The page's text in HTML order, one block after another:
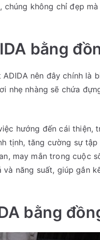
không chỉ đẹp
bằng
nên đây chính là
nhẹ nhàng sẽ chứa
hướng đến cái thiện,
tịnh, tăng cường sự tập
may mắn trong cuộc
năng suất, giúp gắn
bằng